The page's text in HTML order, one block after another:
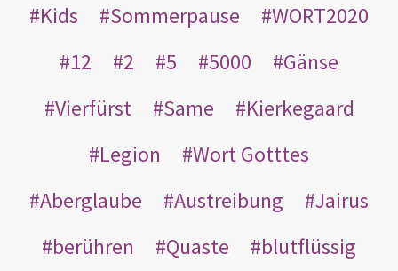
Kids
Sommerpause
WORT2020
12
2 5 5000
Gänse
Vierfürst
Same
Kierkegaard
Legion
Wort Gotttes
Aberglaube
Austreibung
Jairus
berühren
Quaste
blutflüssig